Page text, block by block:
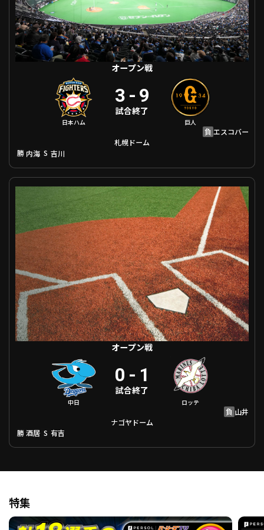
オープン戦
日本ハム
3 - 9
試合終了
巨人
負 エスコバー
札幌ドーム
勝 内海 S 吉川
オープン戦 中日 VS 千葉ロッテ
オープン戦
中日
0 - 1
試合終了
ロッテ
負 山井
ナゴヤドーム
勝酒居 S 有吉
特集